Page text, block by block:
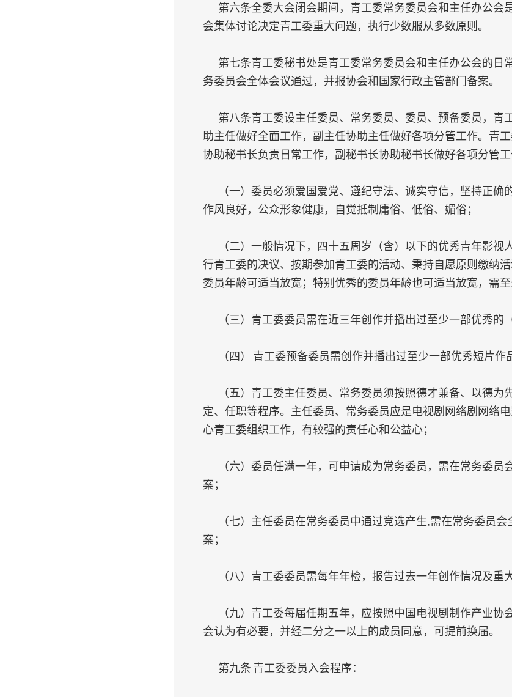
第六条全委大会闭会期间，青工委常务委员会和主任办公会
会集体讨论决定青工委重大问题，执行少数服从多数原则。
第七条青工委秘书处是青工委常务委员会和主任办公会的日
务委员会全体会议通过，并报协会和国家行政主管部门备案。
第八条青工委设主任委员、常务委员、委员、预备委员，
助主任做好全面工作，副主任协助主任做好各项分管工作。青
协助秘书长负责日常工作，副秘书长协助秘书长做好各项分管工
（一）委员必须爱国爱党、遵纪守法、诚实守信，坚持正
作风良好，公众形象健康，自觉抵制庸俗、低俗、媚俗；
（二）一般情况下，四十五周岁（含）以下的优秀青年影
行青工委的决议、按期参加青工委的活动、秉持自愿原则缴纳
委员年龄可适当放宽；特别优秀的委员年龄也可适当放宽，需至
（三）青工委委员需在近三年创作并播出过至少一部优秀的
（四） 青工委预备委员需创作并播出过至少一部优秀短片
（五）青工委主任委员、常务委员须按照德才兼备、以德
定、任职等程序。主任委员、常务委员应是电视剧网络剧网络
心青工委组织工作，有较强的责任心和公益心；
（六）委员任满一年，可申请成为常务委员，需在常务委
案；
（七）主任委员在常务委员中通过竞选产生,需在常务委员
案；
（八）青工委委员需每年年检，报告过去一年创作情况及重
（九）青工委每届任期五年，应按照中国电视剧制作产业
会认为有必要，并经二分之一以上的成员同意，可提前换届。
第九条 青工委委员入会程序：